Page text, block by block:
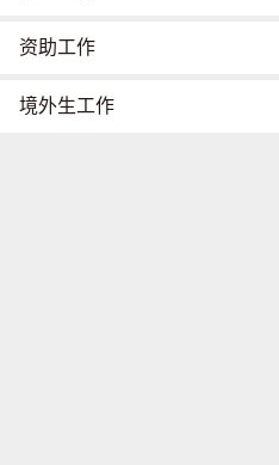
资助工作
境外生工作